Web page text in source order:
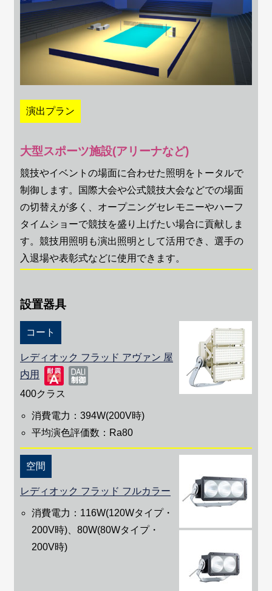
演出プラン
大型スポーツ施設(アリーナなど)
競技やイベントの場面に合わせた照明をトータルで
制御します。国際大会や公式競技大会などでの場面
の切替えが多く、オープニングセレモニーやハーフ
タイムショーで競技を盛り上げたい場合に貢献しま
す。競技用照明も演出照明として活用でき、選手の
入退場や表彰式などに使用できます。
設置器具
コート
レディオック フラッド アヴァン 屋
内用
400クラス
消費電力：394W(200V時)
平均演色評価数：Ra80
空間
レディオック フラッド フルカラー
消費電力：116W(120Wタイプ・
200V時)、80W(80Wタイプ・
200V時)